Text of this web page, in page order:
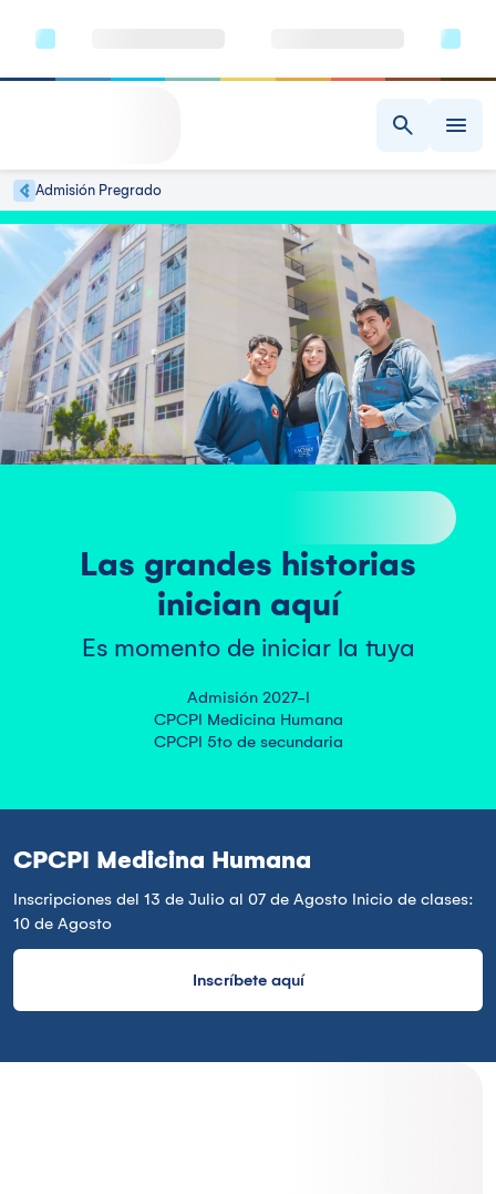
Admisión Pregrado
Las grandes historias
inician aquí
Es momento de iniciar la tuya
Admisión 2027-I
CPCPI Medicina Humana
CPCPI 5to de secundaria
CPCPI Medicina Humana
Inscripciones del 13 de Julio al 07 de Agosto Inicio de clases:
10 de Agosto
Inscríbete aquí